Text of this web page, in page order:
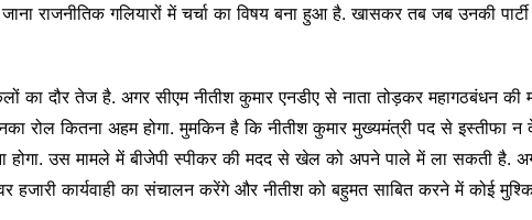
जाना राजनीतिक गलियारों में चर्चा का विषय बना हुआ है. खासकर तब जब उनकी
का दौर तेज है. अगर सीएम नीतीश कुमार एनडीए से नाता तोड़कर महागठबंधन
रोल कितना अहम होगा. मुमकिन है कि नीतीश कुमार मुख्यमंत्री पद से इस्तीफा
होगा. उस मामले में बीजेपी स्पीकर की मदद से खेल को अपने पाले में ला सकती है.
हजारी कार्यवाही का संचालन करेंगे और नीतीश को बहुमत साबित करने में कोई